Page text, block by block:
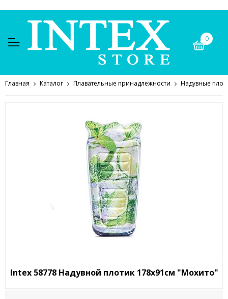
0
Главная Каталог Плавательные принадлежности Надувные
Intex 58778 Надувной плотик 178х91см "Мохито"